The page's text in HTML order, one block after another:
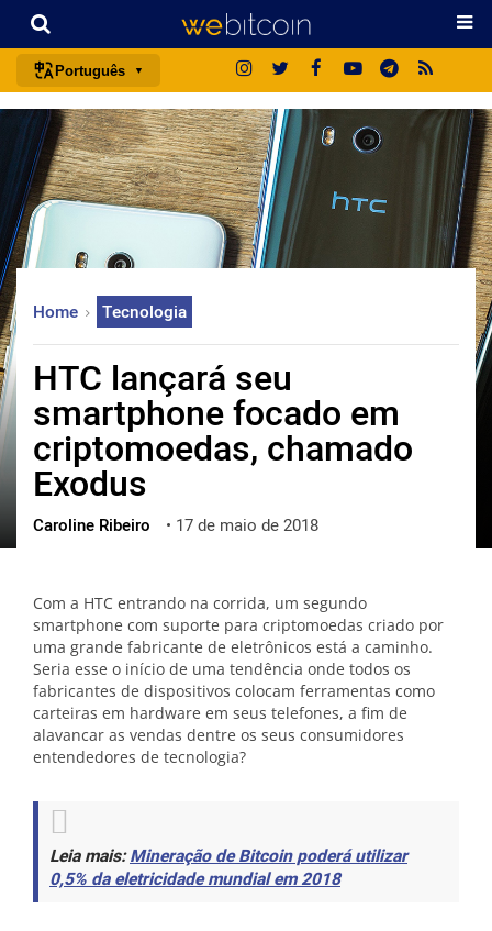
Português
português (BR)
english
español
italiano
日本語
русский
한국어
العربية
ไทย
ქართული
Home Tecnologia
HTC lançará seu
smartphone focado em
criptomoedas, chamado
Exodus
Caroline Ribeiro • 17 de maio de 2018
Com a HTC entrando na corrida, um segundo
smartphone com suporte para criptomoedas criado por
uma grande fabricante de eletrônicos está a caminho.
Seria esse o início de uma tendência onde todos os
fabricantes de dispositivos colocam ferramentas como
carteiras em hardware em seus telefones, a fim de
alavancar as vendas dentre os seus consumidores
entendedores de tecnologia?
Leia mais:Mineração de Bitcoin poderá utilizar
0,5% da eletricidade mundial em 2018